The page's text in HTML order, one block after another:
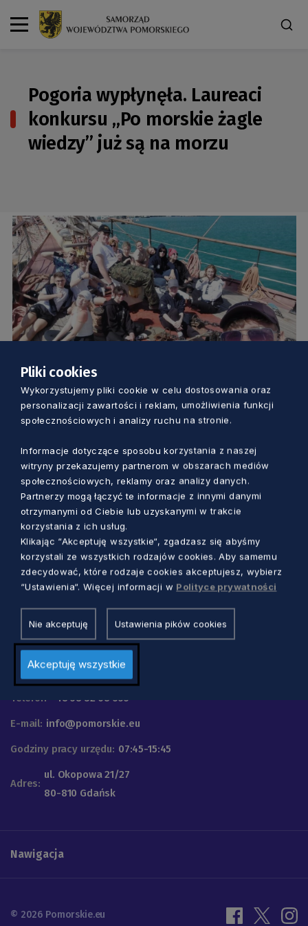
Pogoria wypłynęła. Laureaci
konkursu „Po morskie żagle
wiedzy” już są na morzu
EDUKACJA
Pogoria wypłynęła. Laureaci konkursu
morzu
Aleksander Olszak 3 lata temu
Urząd Marszałkowski
Województwa Pomorskiego
Telefon +48 58 32 68 555
E-mail: info@pomorskie.eu
Godziny pracy urzędu: 07:45-15:45
Adres:
ul. Okopowa 21/27
80-810 Gdańsk
Nawigacja
© 2026 Pomorskie.eu
Pliki cookies
Wykorzystujemy pliki cookie w celu dostosowania oraz
personalizacji zawartości i reklam, umożliwienia funkcji
społecznościowych i analizy ruchu na stronie.
Informacje dotyczące sposobu korzystania z naszej
witryny przekazujemy partnerom w obszarach mediów
społecznościowych, reklamy oraz analizy danych.
Partnerzy mogą łączyć te informacje z innymi danymi
otrzymanymi od Ciebie lub uzyskanymi w trakcie
korzystania z ich usług.
Klikając “Akceptuję wszystkie“, zgadzasz się abyśmy
korzystali ze wszystkich rodzajów cookies. Aby samemu
zdecydować, które rodzaje cookies akceptujesz, wybierz
“Ustawienia“. Więcej informacji w Polityce prywatności
Nie akceptuję Ustawienia pików cookies
Akceptuję wszystkie